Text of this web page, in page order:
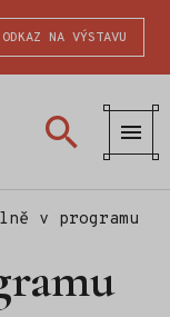
školy fotografické
ODKAZ NA VÝSTAVU
v programu